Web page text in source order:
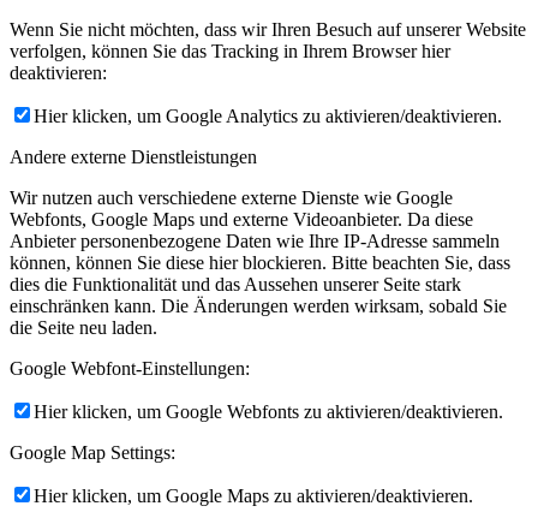
Wenn Sie nicht möchten, dass wir Ihren Besuch auf unserer Website
verfolgen, können Sie das Tracking in Ihrem Browser hier
deaktivieren:
Hier klicken, um Google Analytics zu aktivieren/deaktivieren.
Andere externe Dienstleistungen
Wir nutzen auch verschiedene externe Dienste wie Google
Webfonts, Google Maps und externe Videoanbieter. Da diese
Anbieter personenbezogene Daten wie Ihre IP-Adresse sammeln
können, können Sie diese hier blockieren. Bitte beachten Sie, dass
dies die Funktionalität und das Aussehen unserer Seite stark
einschränken kann. Die Änderungen werden wirksam, sobald Sie
die Seite neu laden.
Google Webfont-Einstellungen:
Hier klicken, um Google Webfonts zu aktivieren/deaktivieren.
Google Map Settings:
Hier klicken, um Google Maps zu aktivieren/deaktivieren.